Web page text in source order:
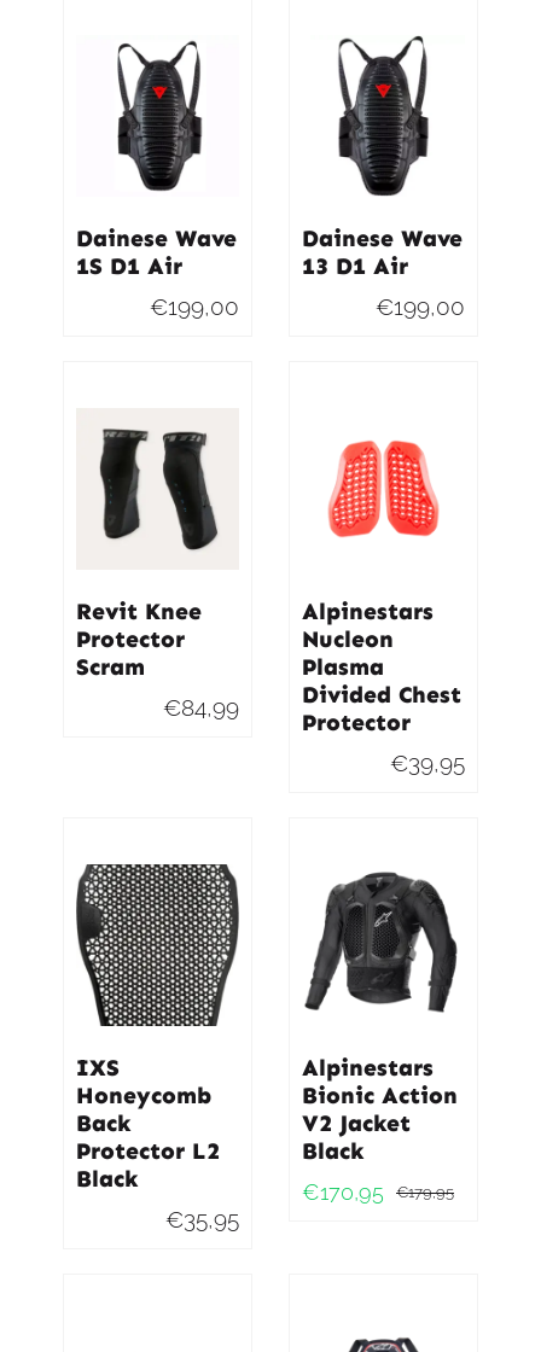
Dainese Wave
1S D1 Air
€199,00
Dainese Wave
13 D1 Air
€199,00
Revit Knee
Protector
Scram
€84,99
Alpinestars
Nucleon
Plasma
Divided Chest
Protector
€39,95
IXS
Honeycomb
Back
Protector L2
Black
€35,95
Alpinestars
Bionic Action
V2 Jacket
Black
€179,95
€170,95